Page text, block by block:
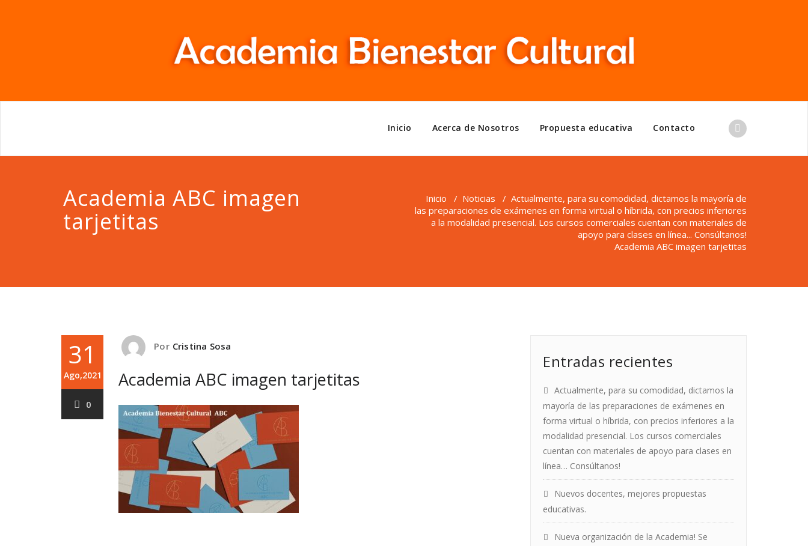
Inicio Acerca de Nosotros Propuesta educativa Contacto
Academia ABC imagen
tarjetitas
Inicio / Noticias / Actualmente, para su comodidad, dictamos la mayoría de
las preparaciones de exámenes en forma virtual o híbrida, con precios inferiores
a la modalidad presencial. Los cursos comerciales cuentan con materiales de
apoyo para clases en línea... Consúltanos!
Academia ABC imagen tarjetitas
31
Ago,2021
0
Por Cristina Sosa
Academia ABC imagen tarjetitas
Entradas recientes
Actualmente, para su comodidad, dictamos la
mayoría de las preparaciones de exámenes en
forma virtual o híbrida, con precios inferiores a la
modalidad presencial. Los cursos comerciales
cuentan con materiales de apoyo para clases en
línea… Consúltanos!
Nuevos docentes, mejores propuestas
educativas.
Nueva organización de la Academia! Se